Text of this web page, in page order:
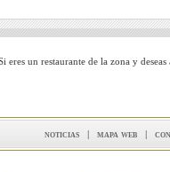
eres un restaurante de la zona y
noticias | mapa web |